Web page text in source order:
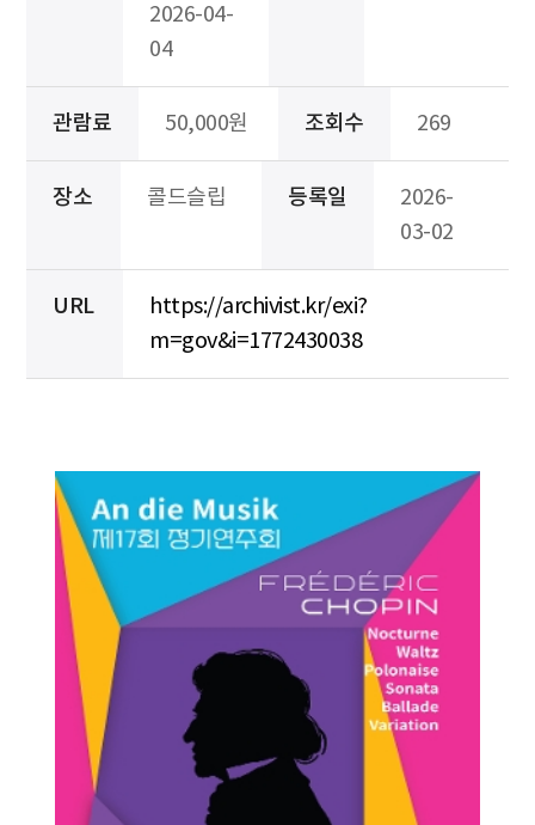
2026-04-
04
관람료 50,000원 조회수 269
장소 콜드슬립 등록일
2026-
03-02
URL
https://archivist.kr/exi?
m=gov&i=1772430038